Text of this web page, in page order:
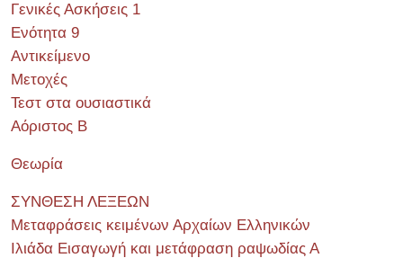
Γενικές Ασκήσεις 1
Ενότητα 9
Αντικείμενο
Μετοχές
Τεστ στα ουσιαστικά
Αόριστος Β
Θεωρία
ΣΥΝΘΕΣΗ ΛΕΞΕΩΝ
Μεταφράσεις κειμένων Αρχαίων Ελληνικών
Ιλιάδα Εισαγωγή και μετάφραση ραψωδίας Α